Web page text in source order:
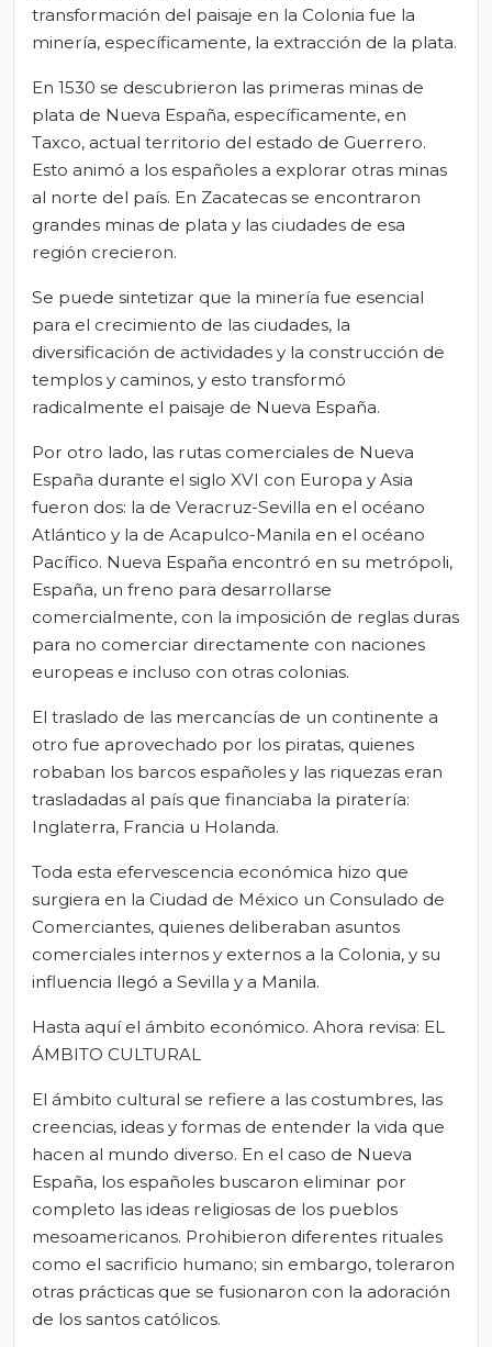
transformación del paisaje en la Colonia fue la
minería, específicamente, la extracción de la plata.
En 1530 se descubrieron las primeras minas de
plata de Nueva España, específicamente, en
Taxco, actual territorio del estado de Guerrero.
Esto animó a los españoles a explorar otras minas
al norte del país. En Zacatecas se encontraron
grandes minas de plata y las ciudades de esa
región crecieron.
Se puede sintetizar que la minería fue esencial
para el crecimiento de las ciudades, la
diversificación de actividades y la construcción de
templos y caminos, y esto transformó
radicalmente el paisaje de Nueva España.
Por otro lado, las rutas comerciales de Nueva
España durante el siglo XVI con Europa y Asia
fueron dos: la de Veracruz-Sevilla en el océano
Atlántico y la de Acapulco-Manila en el océano
Pacífico. Nueva España encontró en su metrópoli,
España, un freno para desarrollarse
comercialmente, con la imposición de reglas duras
para no comerciar directamente con naciones
europeas e incluso con otras colonias.
El traslado de las mercancías de un continente a
otro fue aprovechado por los piratas, quienes
robaban los barcos españoles y las riquezas eran
trasladadas al país que financiaba la piratería:
Inglaterra, Francia u Holanda.
Toda esta efervescencia económica hizo que
surgiera en la Ciudad de México un Consulado de
Comerciantes, quienes deliberaban asuntos
comerciales internos y externos a la Colonia, y su
influencia llegó a Sevilla y a Manila.
Hasta aquí el ámbito económico. Ahora revisa: EL
ÁMBITO CULTURAL
El ámbito cultural se refiere a las costumbres, las
creencias, ideas y formas de entender la vida que
hacen al mundo diverso. En el caso de Nueva
España, los españoles buscaron eliminar por
completo las ideas religiosas de los pueblos
mesoamericanos. Prohibieron diferentes rituales
como el sacrificio humano; sin embargo, toleraron
otras prácticas que se fusionaron con la adoración
de los santos católicos.